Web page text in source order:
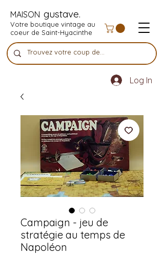
MAISON gustave.
Votre boutique vintage au
coeur de Saint-Hyacinthe
Log In
Campaign - jeu de
stratégie au temps de
Napoléon